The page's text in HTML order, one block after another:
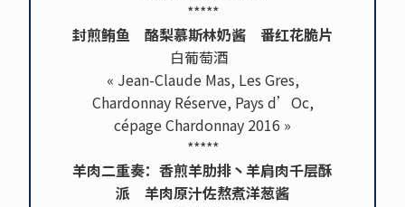
*****
封煎鲔鱼 酪梨慕斯林奶酱 番红花脆片
白葡萄酒
« Jean-Claude Mas, Les Gres,
Chardonnay Réserve, Pays d’Oc,
cépage Chardonnay 2016 »
*****
羊肉二重奏：香煎羊肋排丶羊肩肉千层酥
派 羊肉原汁佐熬煮洋葱酱